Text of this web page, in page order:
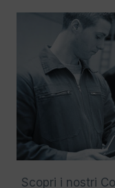
Scopri i nostri